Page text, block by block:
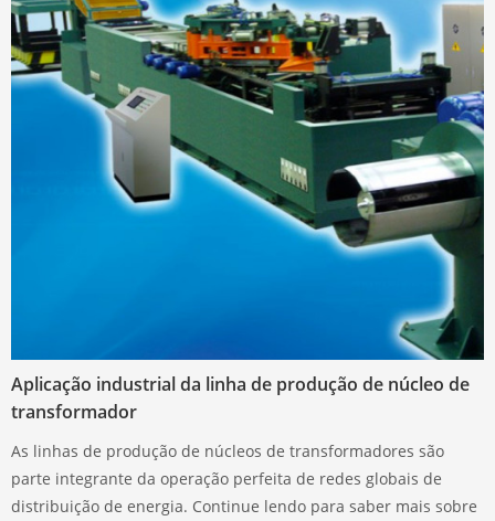
Aplicação industrial da linha de produção de núcleo de
transformador
As linhas de produção de núcleos de transformadores são
parte integrante da operação perfeita de redes globais de
distribuição de energia. Continue lendo para saber mais sobre